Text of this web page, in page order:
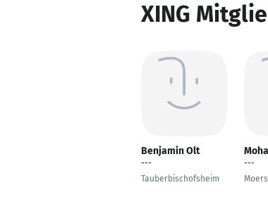
XING
Benjamin Olt
---
Tauberbischofsheim
---
Moers